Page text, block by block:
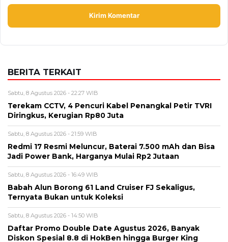
BERITA TERKAIT
Sabtu, 8 Agustus 2026 - 22:27 WIB
Terekam CCTV, 4 Pencuri Kabel Penangkal Petir TVRI
Diringkus, Kerugian Rp80 Juta
Sabtu, 8 Agustus 2026 - 21:59 WIB
Redmi 17 Resmi Meluncur, Baterai 7.500 mAh dan Bisa
Jadi Power Bank, Harganya Mulai Rp2 Jutaan
Sabtu, 8 Agustus 2026 - 16:49 WIB
Babah Alun Borong 61 Land Cruiser FJ Sekaligus,
Ternyata Bukan untuk Koleksi
Sabtu, 8 Agustus 2026 - 14:50 WIB
Daftar Promo Double Date Agustus 2026, Banyak
Diskon Spesial 8.8 di HokBen hingga Burger King ‎